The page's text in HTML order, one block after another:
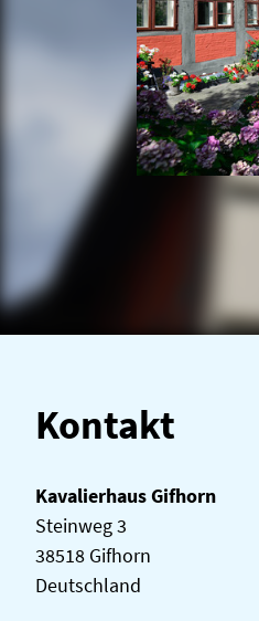
Kontakt
Kavalierhaus Gifhorn
Steinweg 3
38518 Gifhorn
Deutschland